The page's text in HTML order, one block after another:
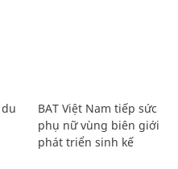
BAT Việt Nam tiếp sức
phụ nữ vùng biên giới
phát triển sinh kế